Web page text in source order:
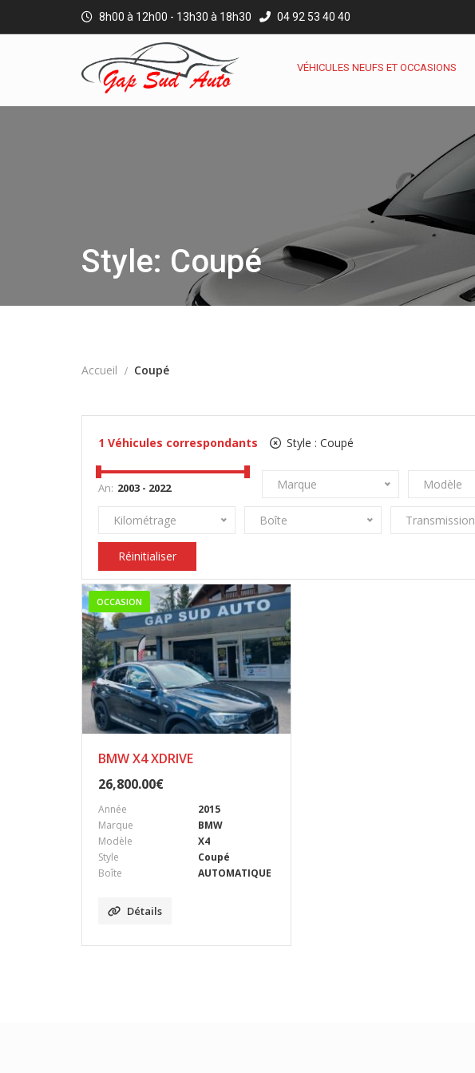
8h00 à 12h00 - 13h30 à 18h30 04 92 53 40 40
VÉHICULES NEUFS ET OCCASIONS
Style: Coupé
Accueil Coupé
1 Véhicules correspondants Style : Coupé
An: Marque Modèle
Kilométrage Boîte Transmission
Réinitialiser
OCCASION
BMW X4 XDRIVE
26,800.00€
Année
2015
Marque
BMW
Modèle
X4
Style
Coupé
Boîte
AUTOMATIQUE
Détails